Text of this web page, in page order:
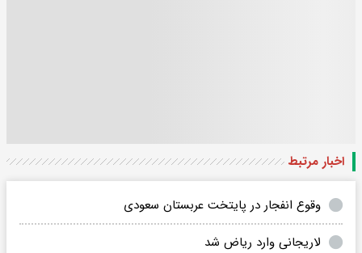
اخبار مرتبط
وقوع انفجار در پایتخت عربستان سعودی
لاریجانی وارد ریاض شد